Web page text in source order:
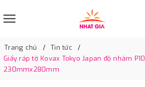
Trang chủ
Tin tức
Giấy ráp tờ Kovax Tokyo Japan độ nhám
230mmx280mm